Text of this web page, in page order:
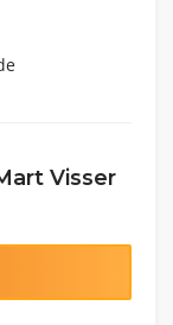
Visser